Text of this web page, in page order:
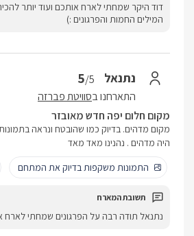
דוד היקר שמחתי לארח אותכם ועוד יותר
המילים החמות והפרגונים :)
נתנאל 5/5
התארחנו בסוויטת פברזה
מקום חלום יפה חדש מאובזר
מקום מדהים. בדיוק כמו שהובטח ונראה
היה מדהים . נהנינו מאד מאד
התמונות משקפות בדיוק את המתחם
נתנאל תודה רבה על הפרגונים שמחתי לארח